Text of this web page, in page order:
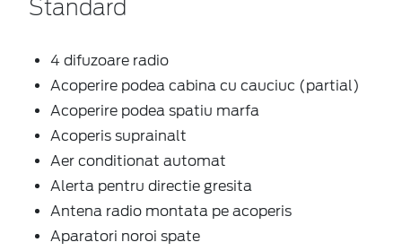
Standard
4 difuzoare radio
Acoperire podea cabina cu cauciuc (partial)
Acoperire podea spatiu marfa
Acoperis suprainalt
Aer conditionat automat
Alerta pentru directie gresita
Antena radio montata pe acoperis
Aparatori noroi spate